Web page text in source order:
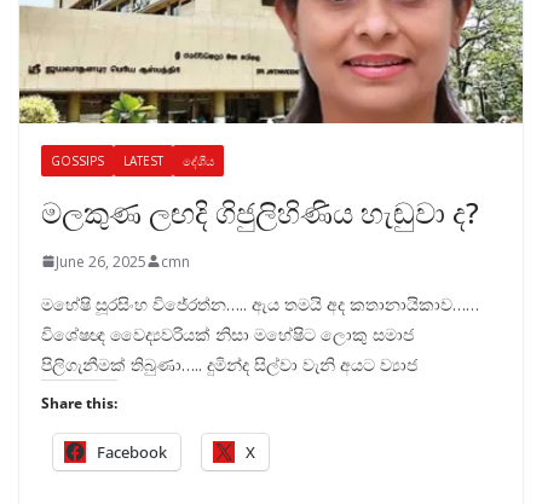
GOSSIPS LATEST දේශීය
මලකුණ ලඟදි ගිජුලිහිණිය හැඬුවා ද?
June 26, 2025 cmn
මහේෂි සූරසිංහ විජේරත්න….. ඇය තමයි අද කතානායිකාව……
විශේෂඥ වෛද්‍යවරියක් නිසා මහේෂිට ලොකු සමාජ
පිලිගැනීමක් තිබුණා….. දුමින්ද සිල්වා වැනි අයට ව්‍යාජ
Share this:
Facebook X